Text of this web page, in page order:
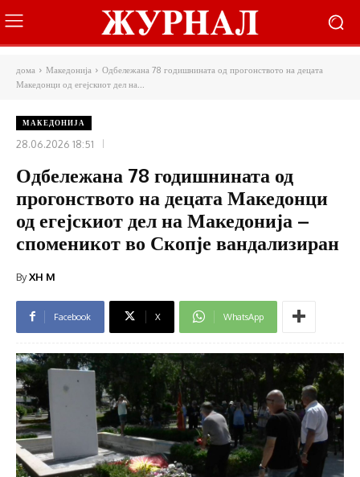
дома Македонија
Одбележана 78 годишнината од прогонството на децата
Македонци од егејскиот дел на...
МАКЕДОНИЈА
28.06.2026 18:51
Одбележана 78 годишнината од
прогонството на децата Македонци
од егејскиот дел на Македонија –
споменикот во Скопје вандализиран
ByXH M
Facebook X WhatsApp